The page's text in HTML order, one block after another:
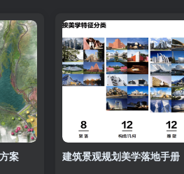
案 建筑景观规划美学落地手册